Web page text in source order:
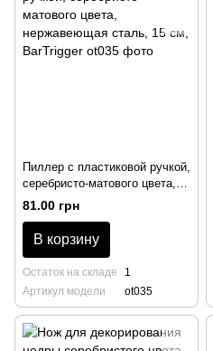
Пиллер с пластиковой ручкой,
серебристо-матового цвета,
нержавеющая сталь, 15 см,
BarTrigger
81.00 грн
В корзину
Остаток на складе
1
Артикул модели
ot035